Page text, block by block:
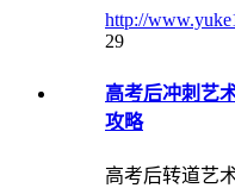
http://
29
高考后冲刺艺
攻略
高考后转道艺